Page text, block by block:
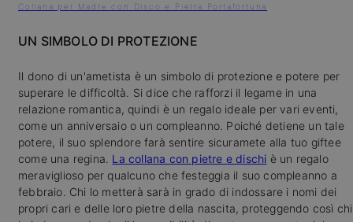
Collana per Madre con Disco e Pietra Portafortuna
UN SIMBOLO DI PROTEZIONE
Il dono di un'ametista è un simbolo di protezione e potere per
superare le difficoltà. Si dice che rafforzi il legame in una
relazione romantica, quindi è un regalo ideale per vari eventi,
come un anniversaio o un compleanno. Poiché detiene un tale
potere, il suo splendore farà sentire sicuramete alla tuo giftee
come una regina. La collana con pietre e dischi è un regalo
meraviglioso per qualcuno che festeggia il suo compleanno a
febbraio. Chi lo metterà sarà in grado di indossare i nomi dei
propri cari e delle loro pietre della nascita, proteggendo così chi